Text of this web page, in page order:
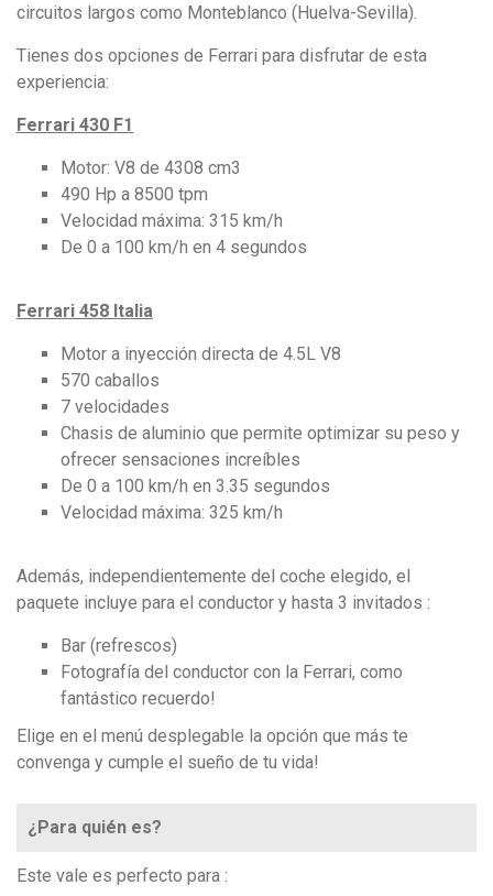
circuitos largos como Monteblanco (Huelva-Sevilla).
Tienes dos opciones de Ferrari para disfrutar de esta
experiencia:
Ferrari 430 F1
Motor: V8 de 4308 cm3
490 Hp a 8500 tpm
Velocidad máxima: 315 km/h
De 0 a 100 km/h en 4 segundos
Ferrari 458 Italia
Motor a inyección directa de 4.5L V8
570 caballos
7 velocidades
Chasis de aluminio que permite optimizar su peso y
ofrecer sensaciones increíbles
De 0 a 100 km/h en 3.35 segundos
Velocidad máxima: 325 km/h
Además, independientemente del coche elegido, el
paquete incluye para el conductor y hasta 3 invitados :
Bar (refrescos)
Fotografía del conductor con la Ferrari, como
fantástico recuerdo!
Elige en el menú desplegable la opción que más te
convenga y cumple el sueño de tu vida!
¿Para quién es?
Este vale es perfecto para :